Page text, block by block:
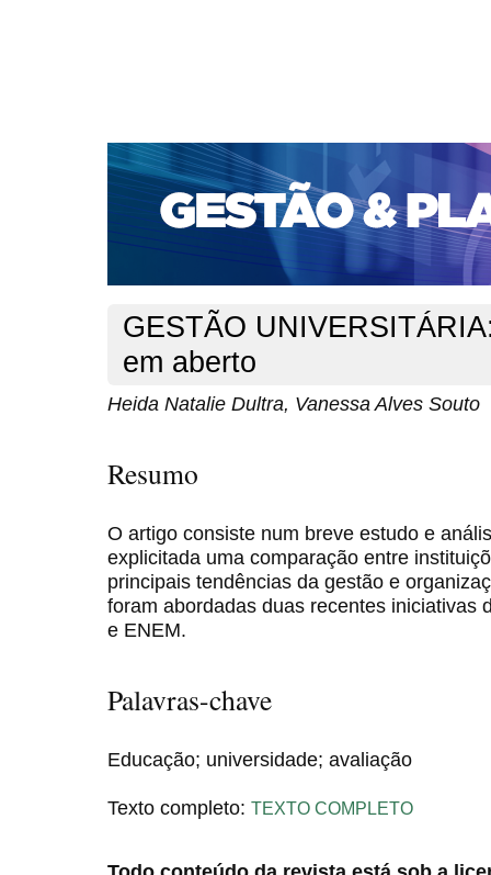
CAPA SOBRE ACESSO CADASTRO
PORTAL DE REVISTAS DA UNIFACS
SUBMISSÕES
PARA SUBMISSÃO DE ARTIGOS
TUTORIAL PARA
Capa Dultra
GESTÃO
em aberto
Heida Natalie Dultra, Vanessa Alves Souto
Resumo
O artigo consiste num breve estudo e
explicitada uma comparação entre
principais tendências da gestão e
foram abordadas duas recentes iniciativas
e ENEM.
Palavras-chave
Educação; universidade; avaliação
Texto completo: TEXTO COMPLETO